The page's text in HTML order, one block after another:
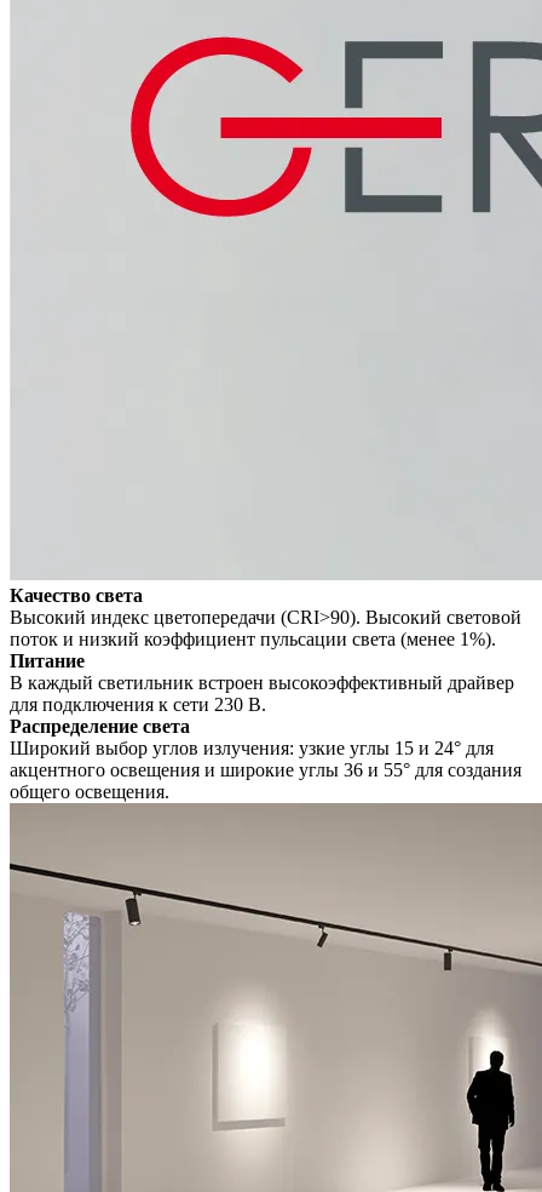
Качество света
Высокий индекс цветопередачи (CRI>90). Высокий световой
поток и низкий коэффициент пульсации света (менее 1%).
Питание
В каждый светильник встроен высокоэффективный драйвер
для подключения к сети 230 В.
Распределение света
Широкий выбор углов излучения: узкие углы 15 и 24° для
акцентного освещения и широкие углы 36 и 55° для создания
общего освещения.